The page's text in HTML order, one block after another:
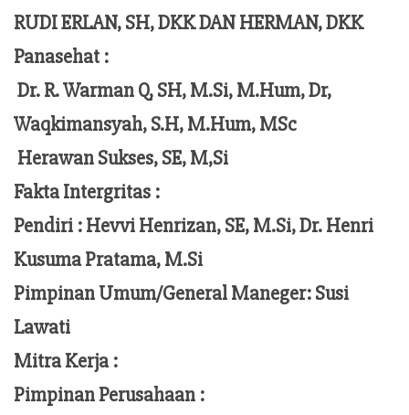
RUDI ERLAN, SH, DKK DAN HERMAN, DKK
Panasehat :
Dr. R. Warman Q, SH, M.Si, M.Hum,Dr,
Waqkimansyah, S.H, M.Hum, MSc
Herawan Sukses, SE, M,Si
Fakta Intergritas :
Pendiri :Hevvi Henrizan, SE, M.Si, Dr. Henri
Kusuma Pratama, M.Si
Pimpinan Umum/General Maneger:Susi
Lawati
Mitra Kerja :
Pimpinan Perusahaan :